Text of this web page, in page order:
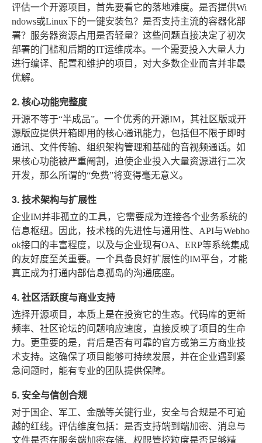
评估一个开源项目，首先要看它的落地难度。是否提供Wi
ndows或Linux下的一键安装包？是否支持主流的容器化部
署？服务器资源占用是否轻量？这些问题直接决定了初次
部署的门槛和后期的IT运维成本。一个需要投入大量人力
进行编译、配置和维护的项目，对大多数企业而言并非最
优解。
2. 核心功能完整度
开源不等于“半成品”。一个优秀的开源IM，其社区版或开
源版应提供开箱即用的核心通讯能力，包括但不限于即时
通讯、文件传输、组织架构管理和基础的音视频通话。如
果核心功能被严重阉割，迫使企业投入大量资源进行二次
开发，那么所谓的“免费”将变得毫无意义。
3. 技术架构与扩展性
企业IM并非孤立的工具，它需要成为连接各个业务系统的
信息枢纽。因此，技术栈的先进性与通用性、API与Webho
ok接口的丰富程度，以及与企业现有OA、ERP等系统集成
的友好度至关重要。一个具备良好扩展性的IM平台，才能
真正成为打通内部信息孤岛的沟通底座。
4. 社区活跃度与商业支持
选择开源项目，本质上是在投资它的生态。代码库的更新
频率、社区论坛的问题响应速度，直接反映了项目的生命
力。更重要的是，背后是否有可靠的官方或第三方商业技
术支持。这确保了项目能够可持续发展，并在企业遇到紧
急问题时，能有专业的团队提供保障。
5. 安全与信创合规
对于国企、军工、金融等关键行业，安全与合规是不可逾
越的红线。评估维度包括：是否支持端到端加密、消息与
文件是否在服务端加密存储、权限管控粒度是否足够精